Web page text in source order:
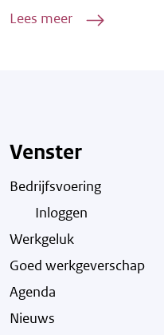
Lees meer
Venster
Bedrijfsvoering
Inloggen
Werkgeluk
Goed werkgeverschap
Agenda
Nieuws